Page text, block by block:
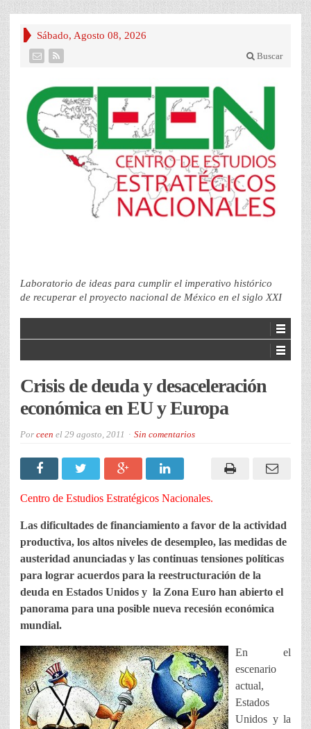
Sábado, Agosto 08, 2026
Buscar
Laboratorio de ideas para cumplir el imperativo histórico
de recuperar el proyecto nacional de México en el siglo XXI
Crisis de deuda y desaceleración
económica en EU y Europa
Por ceen el 29 agosto, 2011 Sin comentarios
Centro de Estudios Estratégicos Nacionales.
Las dificultades de financiamiento a favor de la actividad
productiva, los altos niveles de desempleo, las medidas de
austeridad anunciadas y las continuas tensiones políticas
para lograr acuerdos para la reestructuración de la
deuda en Estados Unidos y la Zona Euro han abierto el
panorama para una posible nueva recesión económica
mundial.
En el
escenario
actual,
Estados
Unidos y la